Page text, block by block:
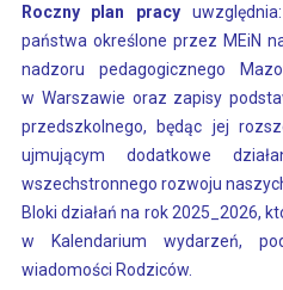
Roczny plan pracy
państwa określone przez MEiN
nadzoru pedagogicznego
w Warszawie oraz zapisy
przedszkolnego, będąc jej
ujmującym dodatkowe
wszechstronnego rozwoju
Bloki działań na rok 2025_2026,
w Kalendarium wydarzeń,
wiadomości Rodziców.